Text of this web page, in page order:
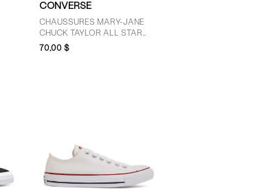
CONVERSE
CHAUSSURES MARY-JANE
CHUCK TAYLOR ALL STAR
DAINTY BLANCHES POUR
FEMMES
70,00 $